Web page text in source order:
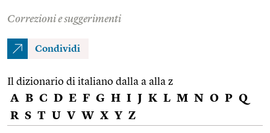
Correzioni e suggerimenti
Condividi
Il dizionario di italiano dalla a alla z
A B C D E F G H I J K L M N O P Q
R S T U V W X Y Z